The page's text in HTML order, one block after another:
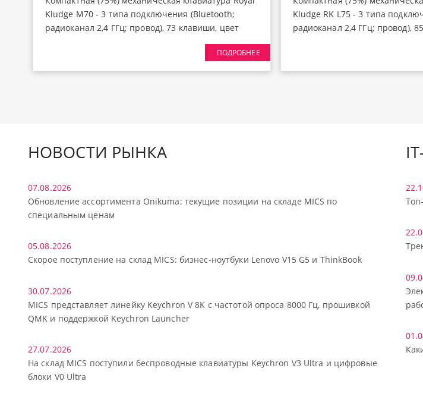
Kludge M70 - 3 типа подключения (Bluetooth;
радиоканал 2,4 ГГц; провод), 73 клавиши, цвет
Mokko Grey, переключатели RK Cream, Gasket
Mount; профиль PBT Cherry, EN / RU - двойное
литье (Double Shot), горячая замена
громкости, размеры 342 x 131 x 44 мм, вес 930 г.
ПОДРОБНЕЕ
Kludge RK L75 - 3 типа
радиоканал 2,4 ГГц; провод),
Knight Black, переключатели
Mount; профиль PBT Cherry,
литье (Double Shot), горячая
НОВОСТИ РЫНКА
07.08.2026
Обновление ассортимента Onikuma: текущие позиции на складе MICS по
специальным ценам
05.08.2026
Скорое поступление на склад MICS: бизнес-ноутбуки Lenovo V15 G5 и ThinkBook
30.07.2026
MICS представляет линейку Keychron V 8K с частотой опроса 8000 Гц, прошивкой
QMK и поддержкой Keychron Launcher
27.07.2026
На склад MICS поступили беспроводные клавиатуры Keychron V3 Ultra и цифровые
блоки V0 Ultra